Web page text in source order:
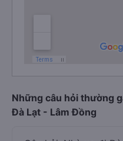
Những câu hỏi thường
Đà Lạt - Lâm Đồng